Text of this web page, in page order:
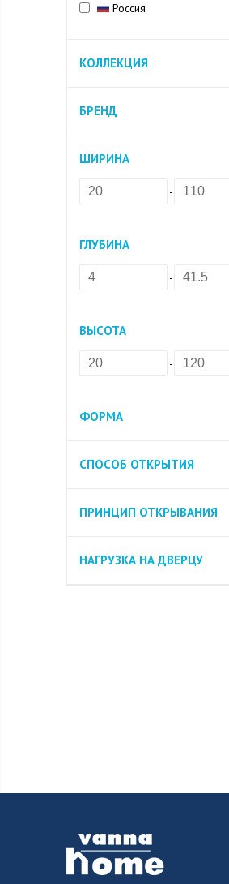
Россия
КОЛЛЕКЦИЯ
БРЕНД
ШИРИНА
-
ГЛУБИНА
-
ВЫСОТА
-
ФОРМА
СПОСОБ ОТКРЫТИЯ
ПРИНЦИП ОТКРЫВАНИЯ
НАГРУЗКА НА ДВЕРЦУ